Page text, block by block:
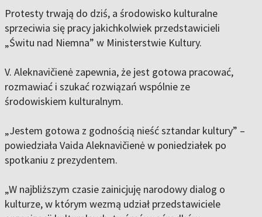
Protesty trwają do dziś, a środowisko kulturalne
sprzeciwia się pracy jakichkolwiek przedstawicieli
„Świtu nad Niemna” w Ministerstwie Kultury.
V. Aleknavičienė zapewnia, że jest gotowa pracować,
rozmawiać i szukać rozwiązań wspólnie ze
środowiskiem kulturalnym.
„Jestem gotowa z godnością nieść sztandar kultury” –
powiedziała Vaida Aleknavičienė w poniedziałek po
spotkaniu z prezydentem.
„W najbliższym czasie zainicjuję narodowy dialog o
kulturze, w którym wezmą udział przedstawiciele